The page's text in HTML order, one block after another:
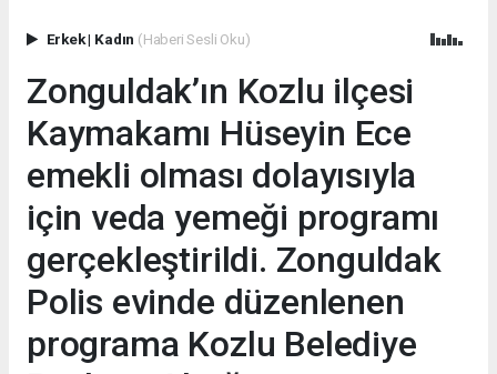
Erkek| Kadın (Haberi Sesli Oku)
Zonguldak’ın Kozlu ilçesi
Kaymakamı Hüseyin Ece
emekli olması dolayısıyla
için veda yemeği programı
gerçekleştirildi. Zonguldak
Polis evinde düzenlenen
programa Kozlu Belediye